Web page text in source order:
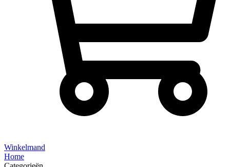
Winkelmand
Home